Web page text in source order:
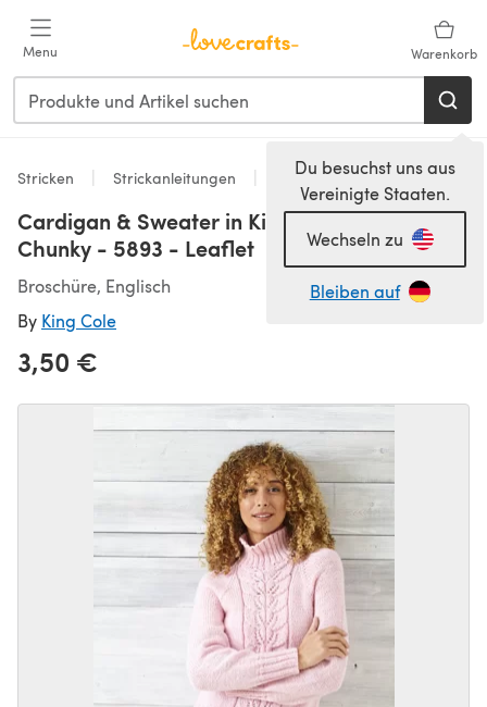
Menu Warenkorb
Du besuchst uns aus
Vereinigte Staaten.
Wechseln zu
Bleiben auf
Stricken Strickanleitungen Pullover
Cardigan & Sweater in King Cole Wildwood
Chunky - 5893 - Leaflet
Broschüre, Englisch
By King Cole
3,50 €